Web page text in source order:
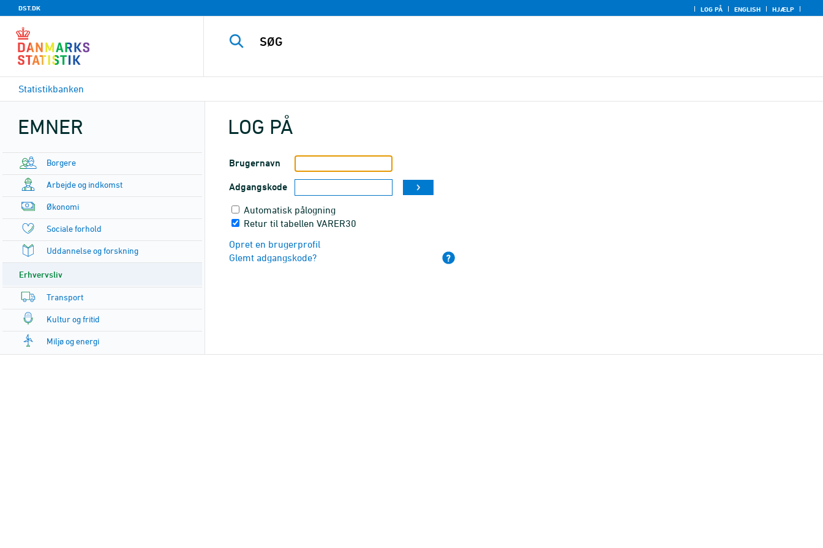
DST.DK LOG PÅ ENGLISH HJÆLP
Statistikbanken
EMNER
Borgere
Arbejde og indkomst
Økonomi
Sociale forhold
Uddannelse og forskning
Erhvervsliv
Transport
Kultur og fritid
Miljø og energi
LOG PÅ
Brugernavn
Adgangskode
Automatisk pålogning
Retur til tabellen VARER30
Opret en brugerprofil
Glemt adgangskode?